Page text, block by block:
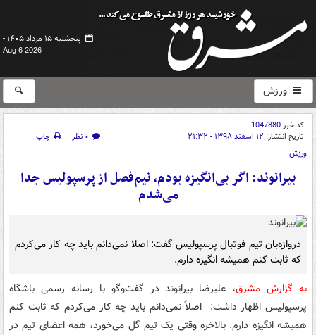
پنجشنبه ۱۵ مرداد ۱۴۰۵ -
Aug 6 2026
ورزش
کد خبر1047880
تاریخ انتشار: ۱۲ اسفند ۱۳۹۸ - ۲۱:۳۲ ۰ نظر
چاپ
ورزش
بیرانوند: اگر بی‌انگیزه بودم، نیم‌فصل از پرسپولیس جدا
می‌شدم
دروازه‌بان تیم فوتبال پرسپولیس گفت: اصلا نمی‌دانم باید چه کار می‌کردم
که ثابت کنم همیشه انگیزه دارم.
به گزارش مشرق، علیرضا بیرانوند در گفت‌وگو با رسانه رسمی باشگاه
پرسپولیس اظهار داشت: اصلاً نمی‌دانم باید چه کار می‌کردم که ثابت کنم
همیشه انگیزه دارم. بالاخره وقتی یک تیم گل می‌خورد، همه اعضای تیم در